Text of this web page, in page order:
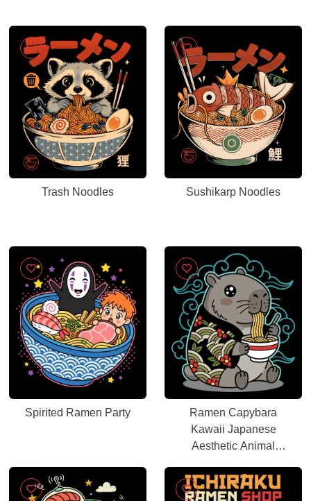
Trash Noodles Sushikarp Noodles
Spirited Ramen Party
Ramen Capybara
Kawaii Japanese
Aesthetic Animal